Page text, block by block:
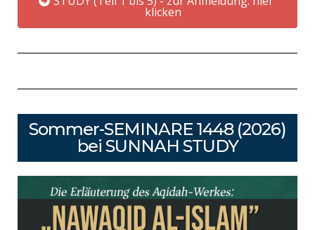
klicken
Sommer-SEMINARE 1448 (2026)
bei SUNNAH STUDY